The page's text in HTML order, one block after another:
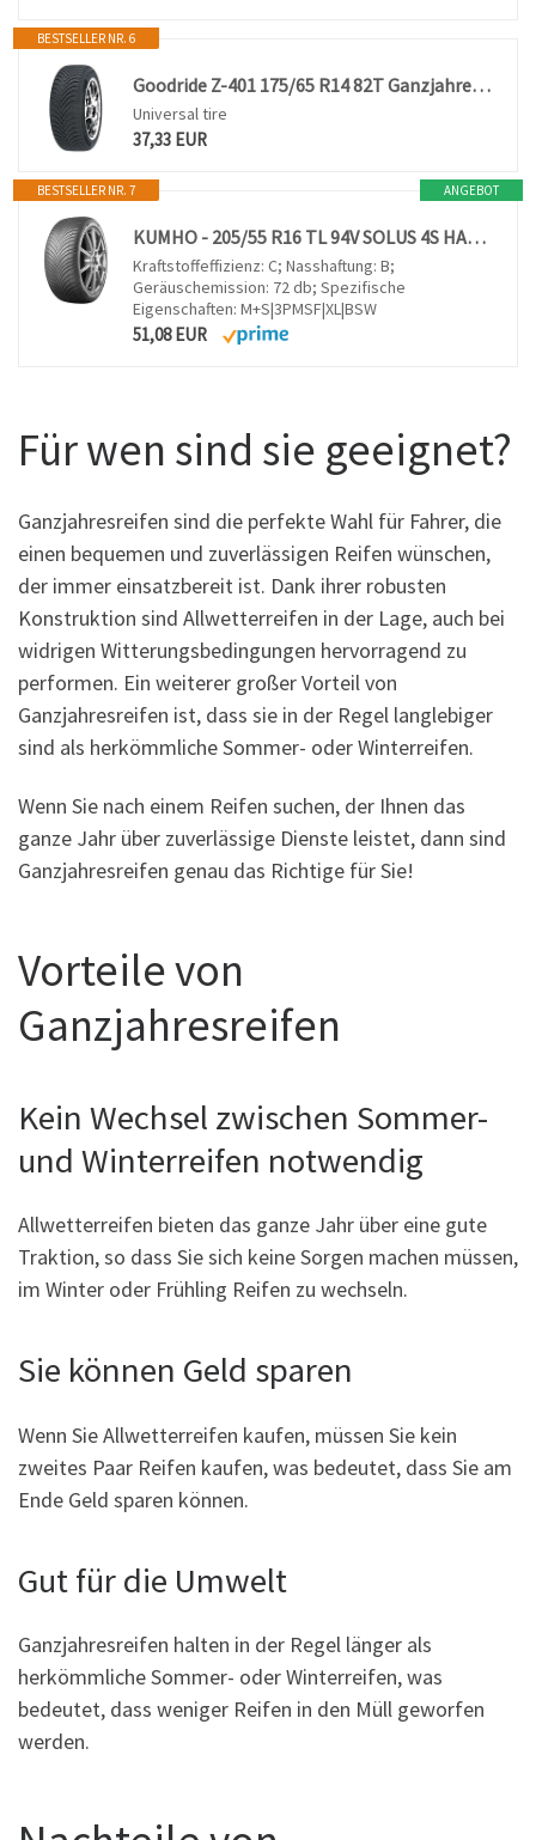
BESTSELLER NR. 6
Goodride Z-401 175/65 R14 82T Ganzjahresreifen GTAM T274424 ohne Felge
Universal tire
37,33 EUR
ANGEBOT
BESTSELLER NR. 7
KUMHO - 205/55 R16 TL 94V SOLUS 4S HA32 XL BSW M+S 3PMSF - Ganzjahresreifen
Kraftstoffeffizienz: C; Nasshaftung: B;
Geräuschemission: 72 db; Spezifische
Eigenschaften: M+S|3PMSF|XL|BSW
51,08 EUR
Für wen sind sie geeignet?
Ganzjahresreifen sind die perfekte Wahl für Fahrer, die
einen bequemen und zuverlässigen Reifen wünschen,
der immer einsatzbereit ist. Dank ihrer robusten
Konstruktion sind Allwetterreifen in der Lage, auch bei
widrigen Witterungsbedingungen hervorragend zu
performen. Ein weiterer großer Vorteil von
Ganzjahresreifen ist, dass sie in der Regel langlebiger
sind als herkömmliche Sommer- oder Winterreifen.
Wenn Sie nach einem Reifen suchen, der Ihnen das
ganze Jahr über zuverlässige Dienste leistet, dann sind
Ganzjahresreifen genau das Richtige für Sie!
Vorteile von
Ganzjahresreifen
Kein Wechsel zwischen Sommer-
und Winterreifen notwendig
Allwetterreifen bieten das ganze Jahr über eine gute
Traktion, so dass Sie sich keine Sorgen machen müssen,
im Winter oder Frühling Reifen zu wechseln.
Sie können Geld sparen
Wenn Sie Allwetterreifen kaufen, müssen Sie kein
zweites Paar Reifen kaufen, was bedeutet, dass Sie am
Ende Geld sparen können.
Gut für die Umwelt
Ganzjahresreifen halten in der Regel länger als
herkömmliche Sommer- oder Winterreifen, was
bedeutet, dass weniger Reifen in den Müll geworfen
werden.